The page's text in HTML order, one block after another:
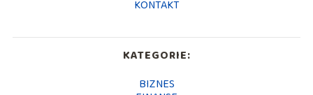
KONTAKT
KATEGORIE:
BIZNES